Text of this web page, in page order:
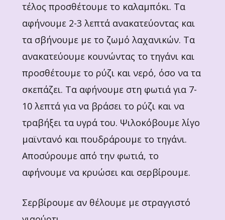
τέλος προσθέτουμε το καλαμπόκι. Τα
αφήνουμε 2-3 λεπτά ανακατεύοντας και
τα σβήνουμε με το ζωμό λαχανικών. Τα
ανακατεύουμε κουνώντας το τηγάνι και
προσθέτουμε το ρύζι και νερό, όσο να τα
σκεπάζει. Τα αφήνουμε στη φωτιά για 7-
10 λεπτά για να βράσει το ρύζι και να
τραβήξει τα υγρά του. Ψιλοκόβουμε λίγο
μαϊντανό και πουδράρουμε το τηγάνι.
Αποσύρουμε από την φωτιά, το
αφήνουμε να κρυώσει και σερβίρουμε.
Σερβίρουμε αν θέλουμε με στραγγιστό